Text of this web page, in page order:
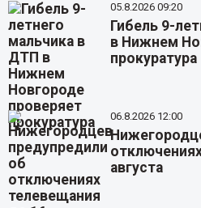
05.8.2026 09:20
Гибель 9-
в Нижнем
прокуратура
06.8.2026 12:00
августа